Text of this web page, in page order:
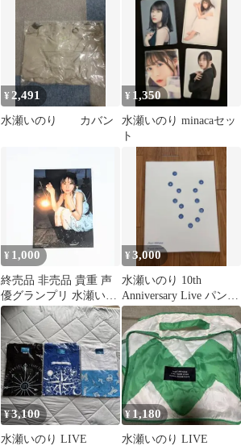
¥2,491
水瀬いのり カバン
¥ 1,350
水瀬いのり minacaセッ
ト
¥ 1,000
終売品 非売品 貴重 声
優グランプリ 水瀬いの
り TSUTAYA 特典ブロ
マイド
¥3,000
水瀬いのり 10th
Anniversary Live パンフ
レット
¥3,100
水瀬いのり LIVE
¥ 1,180
水瀬いのり LIVE